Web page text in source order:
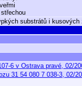
substrátů i
6 v Ostrava pravé, 02/
31 54 080 7 038-3, 02/